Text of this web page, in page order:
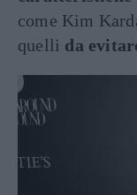
come Kim
quelli da